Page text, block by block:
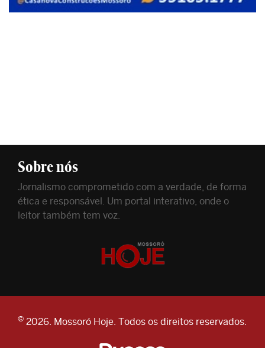
Sobre nós
Jornalismo comprometido com a verdade, de forma
ética e responsável. Um portal interativo, onde o
leitor também tem voz.
© 2026. Mossoró Hoje. Todos os direitos reservados.